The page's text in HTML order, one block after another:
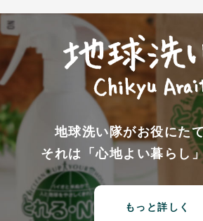
地球洗い隊がお役にた
それは「心地よい暮らし
もっと詳しく